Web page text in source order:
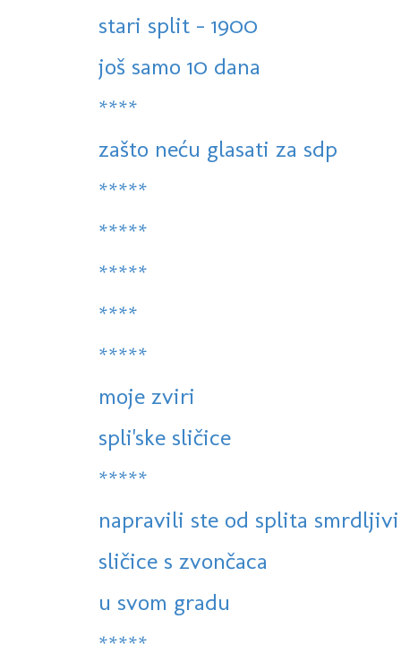
stari split - 1900
još samo 10 dana
****
zašto neću glasati za sdp
*****
*****
*****
****
*****
moje zviri
spli'ske sličice
*****
napravili ste od splita
sličice s zvončaca
u svom gradu
*****